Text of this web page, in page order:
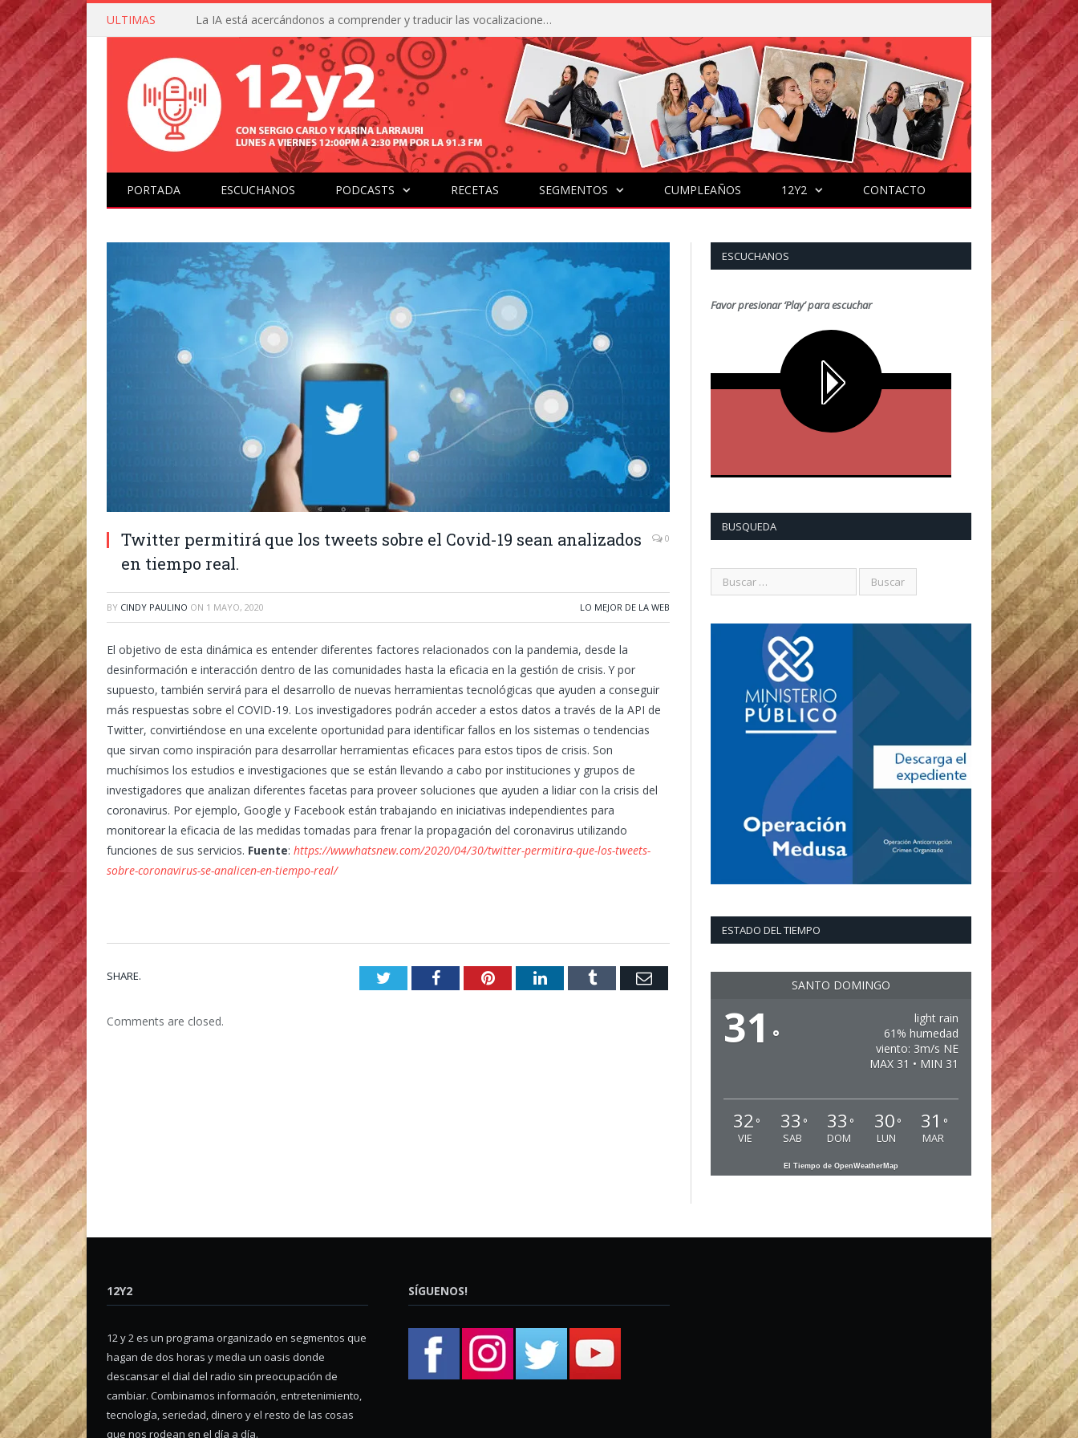
ULTIMAS La IA está acercándonos a comprender y traducir las vocalizaciones y comportamientos de nuestras mascotas
PORTADA ESCUCHANOS PODCASTS RECETAS SEGMENTOS CUMPLEAÑOS 12Y2 CONTACTO
Twitter permitirá que los tweets sobre el Covid-19 sean analizados
en tiempo real.
0
BY CINDY PAULINO ON 1 MAYO, 2020 LO MEJOR DE LA WEB
El objetivo de esta dinámica es entender diferentes factores relacionados con la pandemia, desde la
desinformación e interacción dentro de las comunidades hasta la eficacia en la gestión de crisis. Y por
supuesto, también servirá para el desarrollo de nuevas herramientas tecnológicas que ayuden a conseguir
más respuestas sobre el COVID-19. Los investigadores podrán acceder a estos datos a través de la API de
Twitter, convirtiéndose en una excelente oportunidad para identificar fallos en los sistemas o tendencias
que sirvan como inspiración para desarrollar herramientas eficaces para estos tipos de crisis. Son
muchísimos los estudios e investigaciones que se están llevando a cabo por instituciones y grupos de
investigadores que analizan diferentes facetas para proveer soluciones que ayuden a lidiar con la crisis del
coronavirus. Por ejemplo, Google y Facebook están trabajando en iniciativas independientes para
monitorear la eficacia de las medidas tomadas para frenar la propagación del coronavirus utilizando
funciones de sus servicios. Fuente: https://wwwhatsnew.com/2020/04/30/twitter-permitira-que-los-tweets-
sobre-coronavirus-se-analicen-en-tiempo-real/
SHARE. TwitterFacebookPinterestLinkedInTumblr Email
Comments are closed.
ESCUCHANOS
Favor presionar ‘Play’ para escuchar
BUSQUEDA
ESTADO DEL TIEMPO
SANTO DOMINGO
31 °
light rain
61% humedad
viento: 3m/s NE
MAX 31 • MIN 31
32 °
VIE
33 °
SAB
33 °
DOM
30 °
LUN
31 °
MAR
El Tiempo de OpenWeatherMap
12Y2
12 y 2 es un programa organizado en segmentos que
hagan de dos horas y media un oasis donde
descansar el dial del radio sin preocupación de
cambiar. Combinamos información, entretenimiento,
tecnología, seriedad, dinero y el resto de las cosas
que nos rodean en el día a día.
SÍGUENOS!